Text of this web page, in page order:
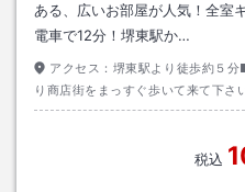
ある、広いお部屋が人気！全室
電車で12分！堺東駅か…
アクセス： 堺東駅より徒歩約５
り商店街をまっすぐ歩いて来て下さ
かった道路に出ますので右折すると
税込